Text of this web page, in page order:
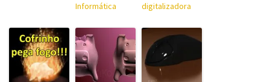
Informática
digitalizadora